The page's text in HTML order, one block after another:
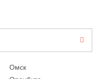
Омск